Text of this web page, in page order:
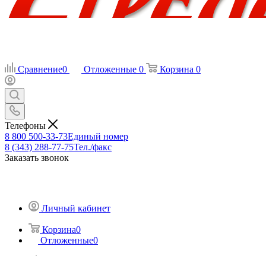
Сравнение0 Отложенные 0 Корзина 0
Телефоны
8 800 500-33-73Единый номер
8 (343) 288-77-75Тел./факс
Заказать звонок
Личный кабинет
Корзина0
Отложенные0